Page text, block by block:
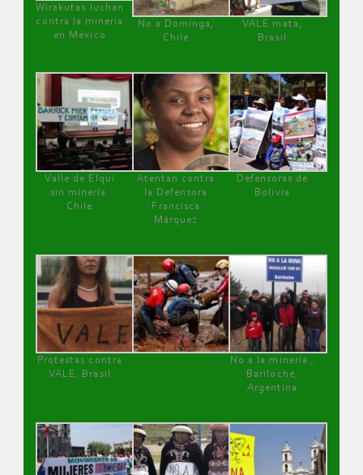
Wirakutas luchan
contra la minería
en México
No a Dominga,
Chile
VALE mata,
Brasil
Valle de Elqui
sin minería.
Chile
Atentan contra
la Defensora
Francisca
Márquez
Defensoras de
Bolivia
Protestas contra
VALE, Brasil
No a la minería ,
Bariloche,
Argentina